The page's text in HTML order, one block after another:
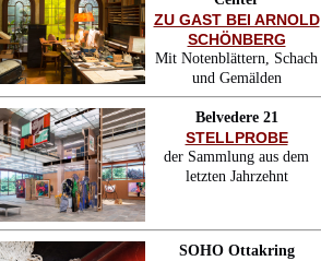
ZU GAST BEI ARNOLD
SCHÖNBERG
Mit Notenblättern, Schach
und Gemälden
Belvedere 21
STELLPROBE
der Sammlung aus dem
letzten Jahrzehnt
SOHO Ottakring